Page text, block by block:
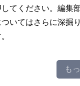
てください。編集
いてはさらに深掘
も